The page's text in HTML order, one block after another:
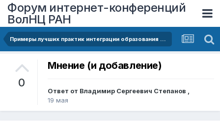
Форум интернет-конференций
ВолНЦ РАН
Примеры лучших практик интеграции образования и науки с промышленностью
0
Мнение (и добавление)
Ответ от Владимир Сергеевич Степанов ,
19 мая